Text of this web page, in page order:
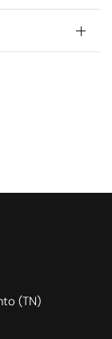
(TN)